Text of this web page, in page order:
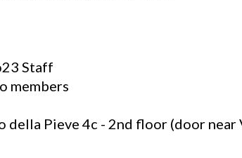
Staff
members
della Pieve 4c - 2nd floor (door